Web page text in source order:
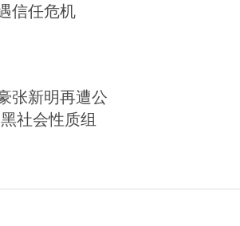
信任危机
张新明再遭公
社会性质组